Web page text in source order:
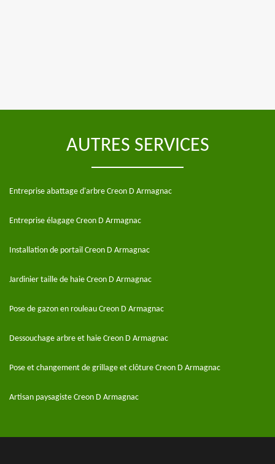
AUTRES SERVICES
Entreprise abattage d'arbre Creon D Armagnac
Entreprise élagage Creon D Armagnac
Installation de portail Creon D Armagnac
Jardinier taille de haie Creon D Armagnac
Pose de gazon en rouleau Creon D Armagnac
Dessouchage arbre et haie Creon D Armagnac
Pose et changement de grillage et clôture Creon D Armagnac
Artisan paysagiste Creon D Armagnac